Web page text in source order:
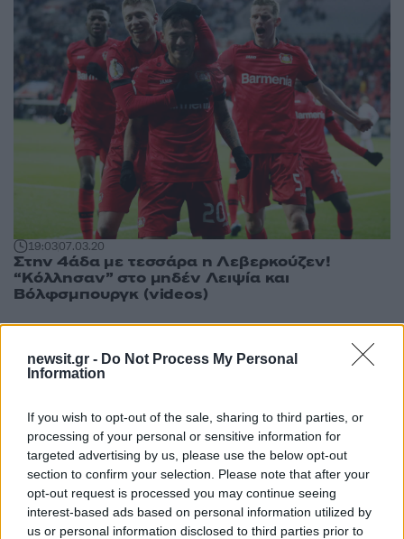
newsit.gr - Do Not Process My Personal
Information
If you wish to opt-out of the sale, sharing to third parties, or
processing of your personal or sensitive information for
targeted advertising by us, please use the below opt-out
section to confirm your selection. Please note that after your
opt-out request is processed you may continue seeing
interest-based ads based on personal information utilized by
us or personal information disclosed to third parties prior to
19:0307.03.20
Στην 4άδα με τεσσάρα η Λεβερκούζεν!
“Κόλλησαν” στο μηδέν Λειψία και
Βόλφσμπουργκ (videos)